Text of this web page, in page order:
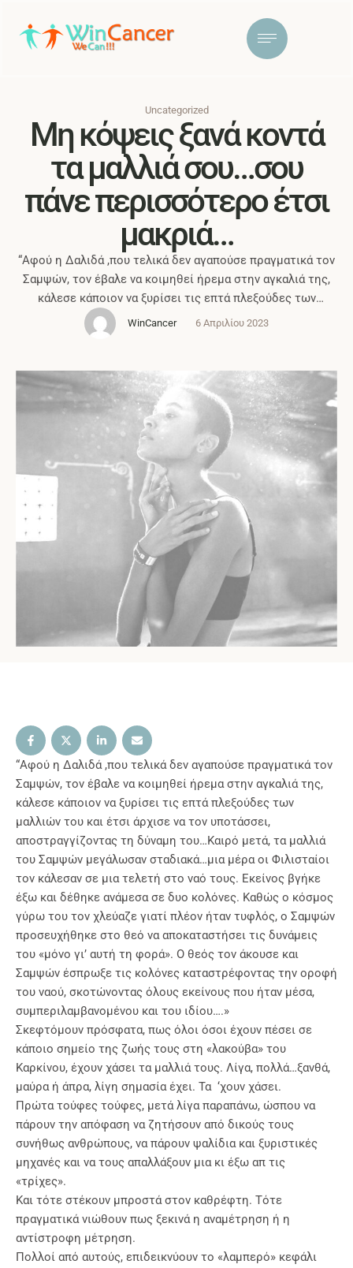
Uncategorized
Μη κόψεις ξανά κοντά
τα μαλλιά σου…σου
πάνε περισσότερο έτσι
μακριά…
“Αφού η Δαλιδά ,που τελικά δεν αγαπούσε πραγματικά τον
Σαμψών, τον έβαλε να κοιμηθεί ήρεμα στην αγκαλιά της,
κάλεσε κάποιον να ξυρίσει τις επτά πλεξούδες των
μαλλιών του και έτσι άρχισε να τον υποτάσσει,
αποστραγγίζοντας τη δύναμη του...Καιρό μετά, τα μαλλιά
τον κάλεσαν σε μια τελετή στο ναό …
WinCancer 6 Απριλίου 2023
“Αφού η Δαλιδά ,που τελικά δεν αγαπούσε πραγματικά τον
Σαμψών, τον έβαλε να κοιμηθεί ήρεμα στην αγκαλιά της,
κάλεσε κάποιον να ξυρίσει τις επτά πλεξούδες των
μαλλιών του και έτσι άρχισε να τον υποτάσσει,
αποστραγγίζοντας τη δύναμη του…Καιρό μετά, τα μαλλιά
του Σαμψών μεγάλωσαν σταδιακά…μια μέρα οι Φιλισταίοι
τον κάλεσαν σε μια τελετή στο ναό τους. Εκείνος βγήκε
έξω και δέθηκε ανάμεσα σε δυο κολόνες. Καθώς ο κόσμος
γύρω του τον χλεύαζε γιατί πλέον ήταν τυφλός, ο Σαμψών
προσευχήθηκε στο θεό να αποκαταστήσει τις δυνάμεις
του «μόνο γι’ αυτή τη φορά». Ο θεός τον άκουσε και
Σαμψών έσπρωξε τις κολόνες καταστρέφοντας την οροφή
του ναού, σκοτώνοντας όλους εκείνους που ήταν μέσα,
συμπεριλαμβανομένου και του ιδίου….»
Σκεφτόμουν πρόσφατα, πως όλοι όσοι έχουν πέσει σε
κάποιο σημείο της ζωής τους στη «λακούβα» του
Καρκίνου, έχουν χάσει τα μαλλιά τους. Λίγα, πολλά…ξανθά,
μαύρα ή άπρα, λίγη σημασία έχει. Τα ‘χουν χάσει.
Πρώτα τούφες τούφες, μετά λίγα παραπάνω, ώσπου να
πάρουν την απόφαση να ζητήσουν από δικούς τους
συνήθως ανθρώπους, να πάρουν ψαλίδια και ξυριστικές
μηχανές και να τους απαλλάξουν μια κι έξω απ τις
«τρίχες».
Και τότε στέκουν μπροστά στον καθρέφτη. Τότε
πραγματικά νιώθουν πως ξεκινά η αναμέτρηση ή η
αντίστροφη μέτρηση.
Πολλοί από αυτούς, επιδεικνύουν το «λαμπερό» κεφάλι